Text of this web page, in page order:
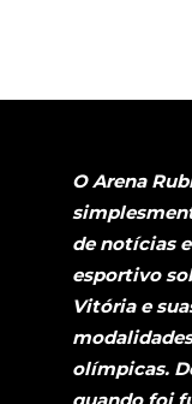
O Arena
de notícias
esportivo
Vitória e
olímpicas.